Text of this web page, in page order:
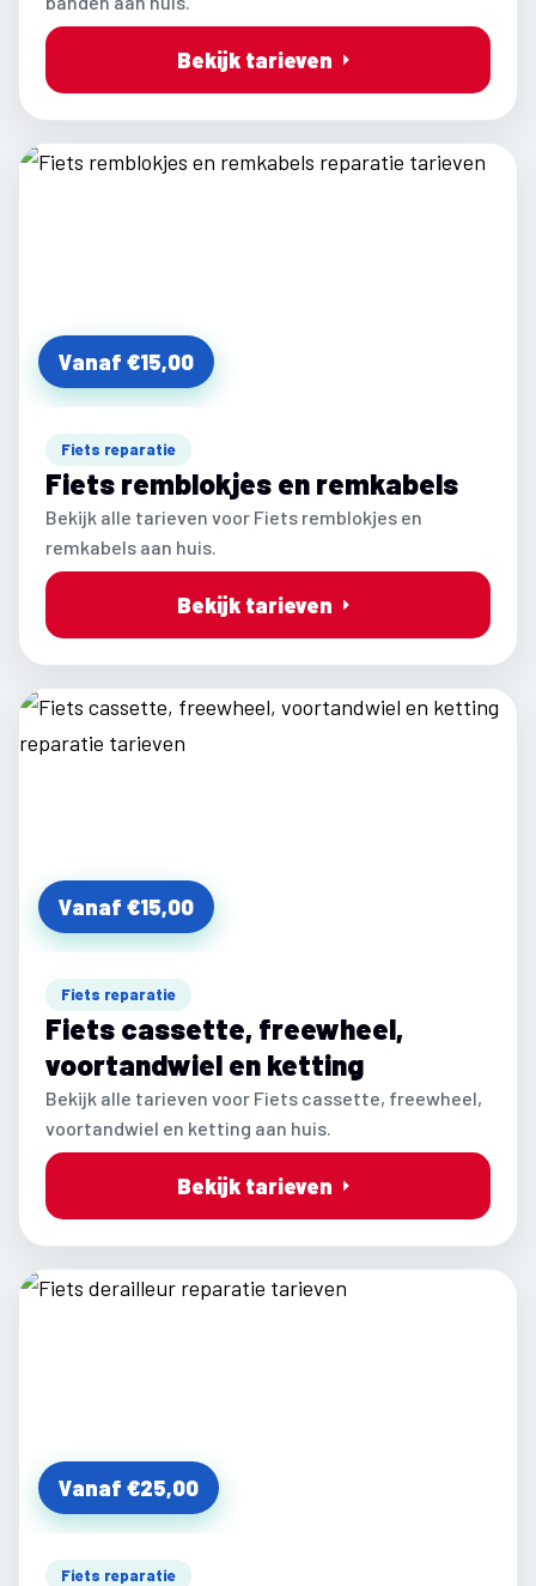
Bekijk tarieven
Vanaf €15,00
Fiets reparatie
Fiets remblokjes en remkabels
Bekijk alle tarieven voor Fiets remblokjes en
remkabels aan huis.
Bekijk tarieven
Vanaf €15,00
Fiets reparatie
Fiets cassette, freewheel,
voortandwiel en ketting
Bekijk alle tarieven voor Fiets cassette, freewheel,
voortandwiel en ketting aan huis.
Bekijk tarieven
Vanaf €25,00
Fiets reparatie